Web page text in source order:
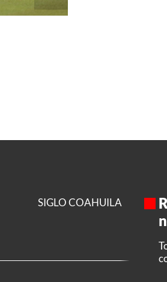
SIGLO COAHUILA